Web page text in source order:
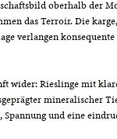
oberhalb der
das Terroir. Die
verlangen
wider: Rieslinge mit
mineralischer
und eine